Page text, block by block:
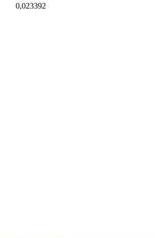
0,023392